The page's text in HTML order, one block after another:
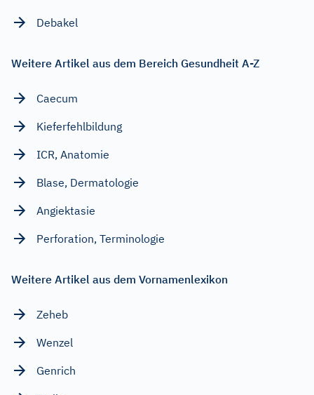
Debakel
Weitere Artikel aus dem Bereich Gesundheit A-Z
Caecum
Kieferfehlbildung
ICR, Anatomie
Blase, Dermatologie
Angiektasie
Perforation, Terminologie
Weitere Artikel aus dem Vornamenlexikon
Zeheb
Wenzel
Genrich